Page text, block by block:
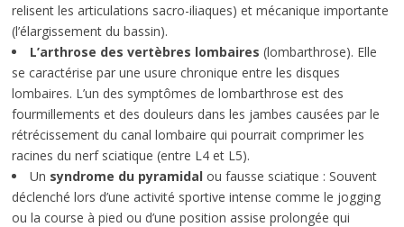
relisent les articulations sacro-iliaques) et mécanique importante
(l’élargissement du bassin).
L’arthrose des vertèbres lombaires (lombarthrose). Elle
se caractérise par une usure chronique entre les disques
lombaires. L’un des symptômes de lombarthrose est des
fourmillements et des douleurs dans les jambes causées par le
rétrécissement du canal lombaire qui pourrait comprimer les
racines du nerf sciatique (entre L4 et L5).
Un syndrome du pyramidalou fausse sciatique : Souvent
déclenché lors d’une activité sportive intense comme le jogging
ou la course à pied ou d’une position assise prolongée qui